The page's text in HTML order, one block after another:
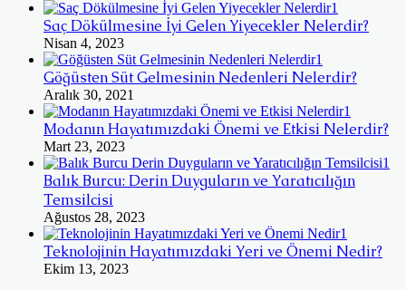
Saç Dökülmesine İyi Gelen Yiyecekler Nelerdir?
Nisan 4, 2023
Göğüsten Süt Gelmesinin Nedenleri Nelerdir?
Aralık 30, 2021
Modanın Hayatımızdaki Önemi ve Etkisi Nelerdir?
Mart 23, 2023
Balık Burcu: Derin Duyguların ve Yaratıcılığın
Temsilcisi
Ağustos 28, 2023
Teknolojinin Hayatımızdaki Yeri ve Önemi Nedir?
Ekim 13, 2023